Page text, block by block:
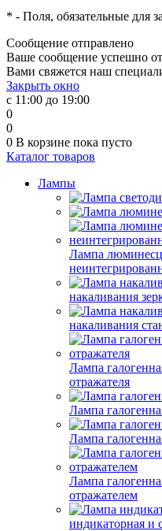
* - Поля, обязательные для
Сообщение отправлено
Ваше сообщение успешно
Вами свяжется наш
Закрыть окно
с 11:00 до 19:00
0
0
0 В корзине пока пусто
Каталог товаров
Лампы
Лампа
накаливания
накаливания
Лампа
отражателя
Лампа
Лампа
Лампа
отражателем
индикаторная и